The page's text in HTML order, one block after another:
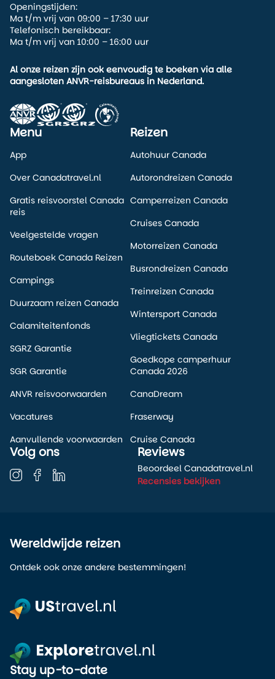
Openingstijden:
Ma t/m vrij van 09:00 – 17:30 uur
Telefonisch bereikbaar:
Ma t/m vrij van 10:00 – 16:00 uur
Al onze reizen zijn ook eenvoudig te boeken via alle
aangesloten ANVR-reisbureaus in Nederland.
Menu
App
Over Canadatravel.nl
Gratis reisvoorstel Canada
reis
Veelgestelde vragen
Routeboek Canada Reizen
Campings
Duurzaam reizen Canada
Calamiteitenfonds
SGRZ Garantie
SGR Garantie
ANVR reisvoorwaarden
Vacatures
Aanvullende voorwaarden
Reizen
Autohuur Canada
Autorondreizen Canada
Camperreizen Canada
Cruises Canada
Motorreizen Canada
Busrondreizen Canada
Treinreizen Canada
Wintersport Canada
Vliegtickets Canada
Goedkope camperhuur
Canada 2026
CanaDream
Fraserway
Cruise Canada
Volg ons Reviews
Beoordeel Canadatravel.nl
Recensies bekijken
Wereldwijde reizen
Ontdek ook onze andere bestemmingen!
Stay up-to-date